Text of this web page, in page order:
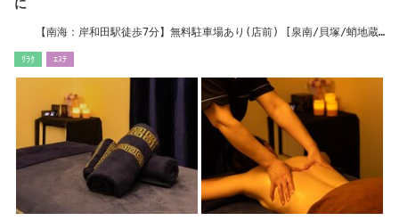
に
【南海：岸和田駅徒歩7分】無料駐車場あり(店前) [泉南/貝塚/蛸地蔵/
ﾘﾗｸ ｴｽﾃ